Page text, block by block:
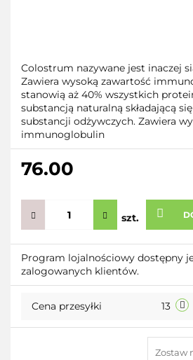
Colostrum nazywane jest inaczej
Zawiera wysoką zawartość
stanowią aż 40% wszystkich
substancją naturalną składającą
substancji odżywczych. Zawiera
immunoglobulin
76.00
szt.
Program lojalnościowy dostępny
zalogowanych klientów.
Cena przesyłki 13